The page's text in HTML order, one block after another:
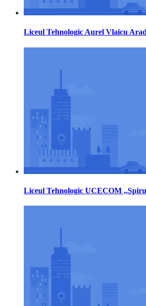
Liceul Tehnologic Aurel Vlaicu Arad
Liceul Tehnologic UCECOM